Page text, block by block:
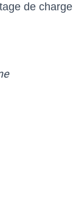
de charge